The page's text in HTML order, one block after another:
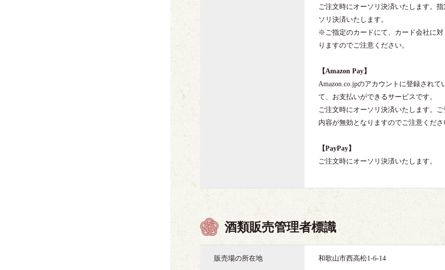
ご注文時にオーソリ決済いたします。
ソリ決済いたします。
※ご指定のカードにて、カード会社に
りますのでご注意ください。
【Amazon Pay】
Amazon.co.jpのアカウントに登録され
て、お支払いができるサービスです。
ご注文時にオーソリ決済いたします。
内容が無効となりますのでご注意くださ
【PayPay】
ご注文時にオーソリ決済いたします。
酒類販売管理者標識
販売場の所在地 和歌山市西高松1-6-14